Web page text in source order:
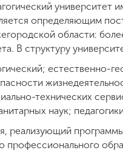
определяющим
области:
В структуру
естественно-
технических
наук;
реализующий
профессионального